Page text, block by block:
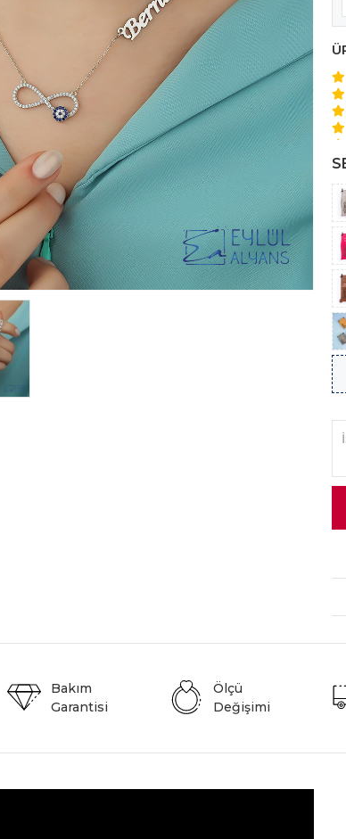
Bakım
Garantisi
Ölçü
Değişimi